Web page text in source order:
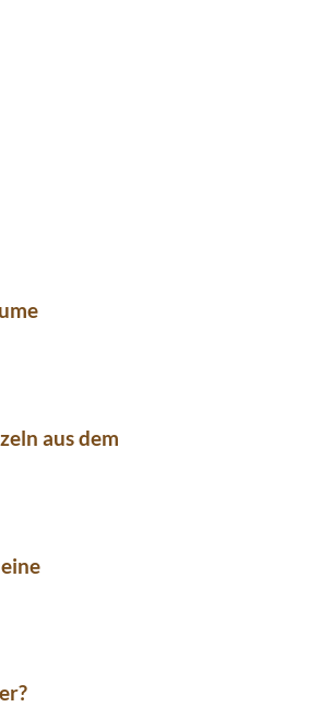
aus dem